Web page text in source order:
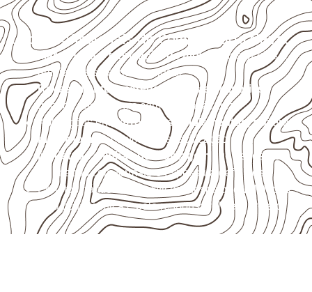
Usos profissionais do Compensado Naval
Marcenaria e fabricação de móveis
destinados a
ambientes sujeitos à umidade.
Revestimentos, paredes, pisos e divisórias
quando compatíveis com a ficha técnica.
Aplicações em
carrocerias, implementos, trailers e
motorhomes, conforme especificação.
Indústrias e linhas de montagem
que necessitam
de chapas com formato e espessura definidos.
Projetos náuticos específicos, desde que validados
pela ficha técnica e pelo responsável pelo projeto.